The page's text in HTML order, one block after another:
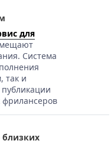
для
Система
так и
фрилансеров